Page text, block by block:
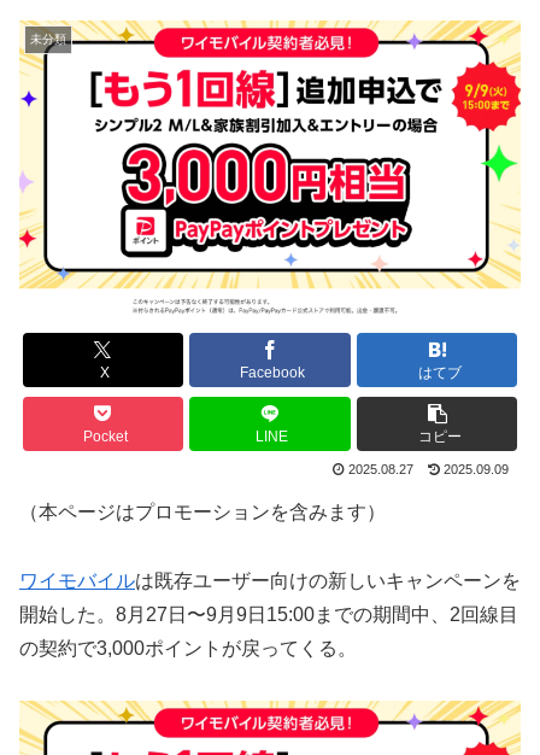
未分類
X Facebook はてブ
Pocket LINE コピー
2025.08.27 2025.09.09
（本ページはプロモーションを含みます）
ワイモバイルは既存ユーザー向けの新しいキャンペーンを
開始した。8月27日〜9月9日15:00までの期間中、2回線目
の契約で3,000ポイントが戻ってくる。